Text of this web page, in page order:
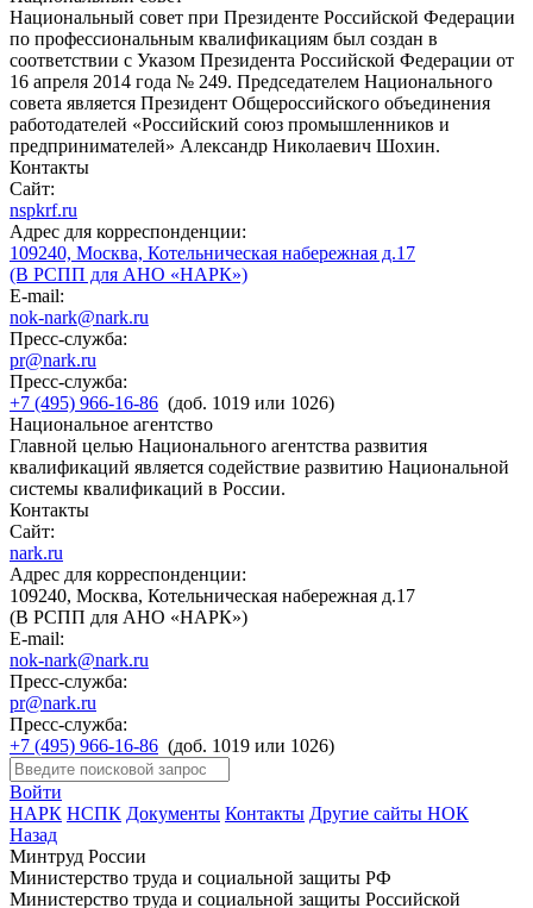
Национальный совет при Президенте Российской Федерации
по профессиональным квалификациям был создан в
соответствии с Указом Президента Российской Федерации от
16 апреля 2014 года № 249. Председателем Национального
совета является Президент Общероссийского объединения
работодателей «Российский союз промышленников и
предпринимателей» Александр Николаевич Шохин.
Контакты
Сайт:
nspkrf.ru
Адрес для корреспонденции:
109240, Москва, Котельническая набережная д.17
(В РСПП для АНО «НАРК»)
E-mail:
nok-nark@nark.ru
Пресс-служба:
pr@nark.ru
Пресс-служба:
+7 (495) 966-16-86 (доб. 1019 или 1026)
Национальное агентство
Главной целью Национального агентства развития
квалификаций является содействие развитию Национальной
системы квалификаций в России.
Контакты
Сайт:
nark.ru
Адрес для корреспонденции:
109240, Москва, Котельническая набережная д.17
(В РСПП для АНО «НАРК»)
E-mail:
nok-nark@nark.ru
Пресс-служба:
pr@nark.ru
Пресс-служба:
+7 (495) 966-16-86 (доб. 1019 или 1026)
Войти
НАРК НСПК Документы Контакты Другие сайты НОК
Назад
Минтруд России
Министерство труда и социальной защиты РФ
Министерство труда и социальной защиты Российской